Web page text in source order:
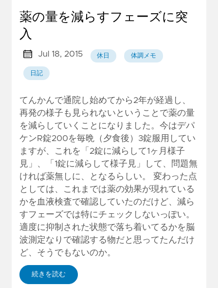
薬の量を減らすフェーズに突
入
Jul 18, 2015 休日 体調メモ
日記
てんかんで通院し始めてから2年が経過し、
再発の様子も見られないということで薬の量
を減らしていくことになりました。今はデパ
ケンR錠200を毎晩（夕食後）3錠服用してい
ますが、これを「2錠に減らして1ヶ月様子
見」、「1錠に減らして様子見」して、問題無
ければ薬無しに、となるらしい。 変わった点
としては、これまでは薬の効果が現れている
かを血液検査で確認していたのだけど、減ら
すフェーズでは特にチェックしないっぽい。
適度に抑制された状態で落ち着いてるかを脳
波測定なりで確認する物だと思ってたんだけ
ど、そうでもないのか。
続きを読む